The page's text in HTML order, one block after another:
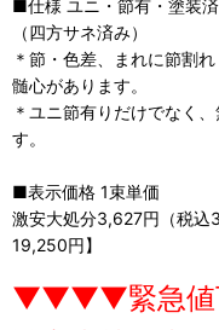
■仕様 ユニ・節有・塗装
（四方サネ済み）
＊節・色差、まれに節割
髄心があります。
＊ユニ節有りだけでなく
す。
■表示価格 1束単価
激安大処分3,627円（税
19,250円】
▼▼▼▼緊急